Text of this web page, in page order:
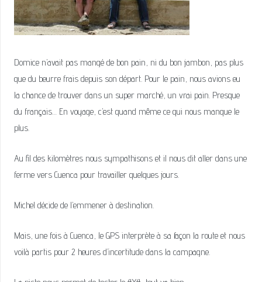
Domice n’avait pas mangé de bon pain, ni du bon jambon, pas plus
que du beurre frais depuis son départ. Pour le pain, nous avions eu
la chance de trouver dans un super marché, un vrai pain. Presque
du français… En voyage, c’est quand même ce qui nous manque le
plus.
Au fil des kilomètres nous sympathisons et il nous dit aller dans une
ferme vers Cuenca pour travailler quelques jours.
Michel décide de l’emmener à destination.
Mais, une fois à Cuenca, le GPS interprète à sa façon la route et nous
voilà partis pour 2 heures d’incertitude dans la campagne.